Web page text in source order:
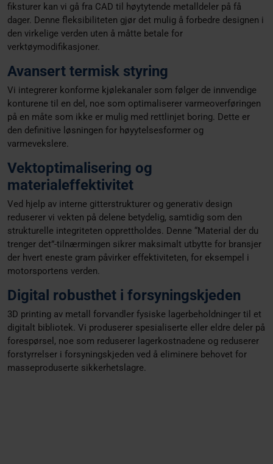
fiksturer kan vi gå fra CAD til høytytende metalldeler på få
dager. Denne fleksibiliteten gjør det mulig å forbedre designen i
den virkelige verden uten å måtte betale for
verktøymodifikasjoner.
Avansert termisk styring
Vi integrerer konforme kjølekanaler som følger de innvendige
konturene til en del, noe som optimaliserer varmeoverføringen
på en måte som ikke er mulig med rettlinjet boring. Dette er
den definitive løsningen for høyytelsesformer og
varmevekslere.
Vektoptimalisering og
materialeffektivitet
Ved hjelp av interne gitterstrukturer og generativ design
reduserer vi vekten på delene betydelig, samtidig som den
strukturelle integriteten opprettholdes. Denne “Material der du
trenger det”-tilnærmingen sikrer maksimalt utbytte for bransjer
der hvert eneste gram påvirker effektiviteten, for eksempel i
motorsportens verden.
Digital robusthet i forsyningskjeden
3D printing av metall forvandler fysiske lagerbeholdninger til et
digitalt bibliotek. Vi produserer spesialiserte eller eldre deler på
forespørsel, noe som reduserer lagerkostnadene og reduserer
forstyrrelser i forsyningskjeden ved å eliminere behovet for
masseproduserte sikkerhetslagre.